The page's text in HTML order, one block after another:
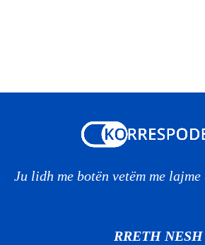
Ju lidh me botën vetëm me
RRETH NESH